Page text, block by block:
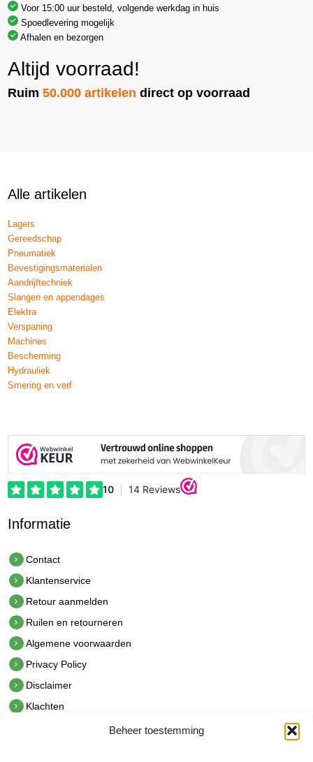
Beheer toestemming
Voor 15:00 uur besteld, volgende werkdag in huis
Spoedlevering mogelijk
Afhalen en bezorgen
Altijd voorraad!
Ruim50.000 artikelen direct op voorraad
Alle artikelen
Lagers
Gereedschap
Pneumatiek
Bevestigingsmaterialen
Aandrijftechniek
Slangen en appendages
Elektra
Verspaning
Machines
Bescherming
Hydrauliek
Smering en verf
Informatie
Contact
Klantenservice
Retour aanmelden
Ruilen en retourneren
Algemene voorwaarden
Privacy Policy
Disclaimer
Klachten